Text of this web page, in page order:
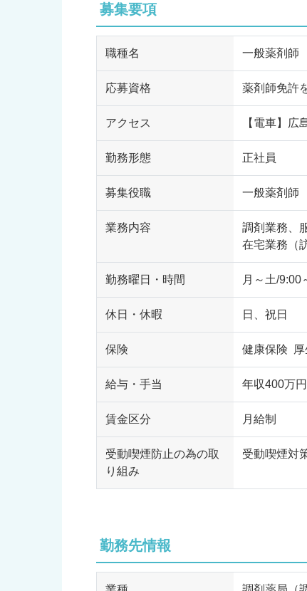
募集要項
職種名 一般薬剤師
応募資格 薬剤師免許
アクセス 【電車】
勤務形態 正社員
募集役職 一般薬剤師
業務内容
調剤業務、
在宅業務（
勤務曜日・時間 月～土/
休日・休暇 日、祝日
保険 健康保険
給与・手当 年収400万
賃金区分 月給制
受動喫煙防止の為の取
り組み
受動喫煙対
勤務先情報